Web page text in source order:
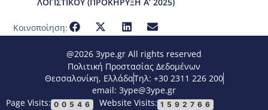
Κοινοποίηση:
@2026 3ype.gr All rights reserved
Πολιτική Προστασίας Δεδομένων
Θεσσαλονίκη, ΕλλάδαΤηλ: +30 2311 226 200
email: 3ype@3ype.gr
Page Visits: 00546 Website Visits: 1592766